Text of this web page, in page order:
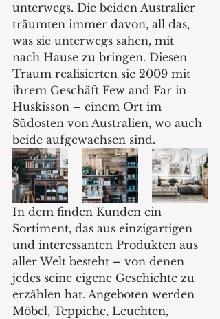
unterwegs. Die beiden Australier
träumten immer davon, all das,
was sie unterwegs sahen, mit
nach Hause zu bringen. Diesen
Traum realisierten sie 2009 mit
ihrem Geschäft Few and Far in
Huskisson – einem Ort im
Südosten von Australien, wo auch
beide aufgewachsen sind.
In dem finden Kunden ein
Sortiment, das aus einzigartigen
und interessanten Produkten aus
aller Welt besteht – von denen
jedes seine eigene Geschichte zu
erzählen hat. Angeboten werden
Möbel, Teppiche, Leuchten,